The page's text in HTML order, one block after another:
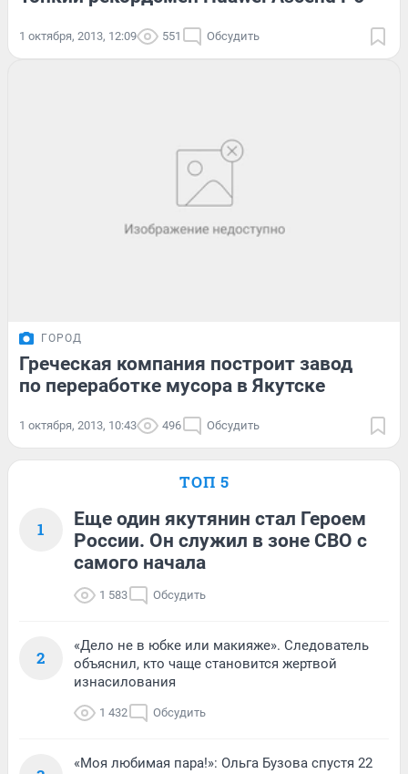
1 октября, 2013, 12:09 551 Обсудить
ГОРОД
Греческая компания построит завод
по переработке мусора в Якутске
1 октября, 2013, 10:43 496 Обсудить
ТОП 5
1
Еще один якутянин стал Героем
России. Он служил в зоне СВО с
самого начала
1 583 Обсудить
2
«Дело не в юбке или макияже». Следователь
объяснил, кто чаще становится жертвой
изнасилования
1 432 Обсудить
«Моя любимая пара!»: Ольга Бузова спустя 22